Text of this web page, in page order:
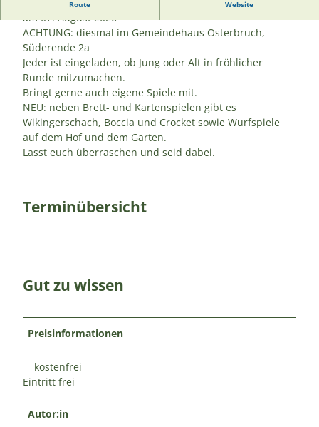
Route Website
am 07. August 2026
ACHTUNG: diesmal im Gemeindehaus Osterbruch,
Süderende 2a
Jeder ist eingeladen, ob Jung oder Alt in fröhlicher
Runde mitzumachen.
Bringt gerne auch eigene Spiele mit.
NEU: neben Brett- und Kartenspielen gibt es
Wikingerschach, Boccia und Crocket sowie Wurfspiele
auf dem Hof und dem Garten.
Lasst euch überraschen und seid dabei.
Terminübersicht
Gut zu wissen
Preisinformationen
kostenfrei
Eintritt frei
Autor:in